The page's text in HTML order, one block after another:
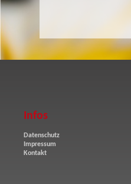
Infos
Datenschutz
Impressum
Kontakt